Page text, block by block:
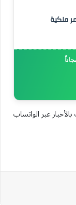
ملكية
عبر الواتساب